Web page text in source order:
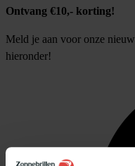
Ontvang €10,- korting!
Meld je aan voor onze
hieronder!